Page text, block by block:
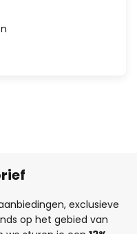
exclusieve
op het gebied van